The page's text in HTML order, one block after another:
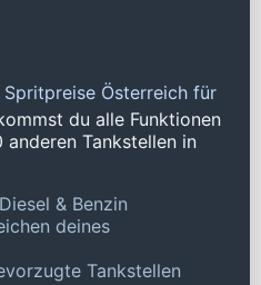
Spritpreise Österreich für
du alle Funktionen
Tankstellen in
& Benzin
deines
Tankstellen